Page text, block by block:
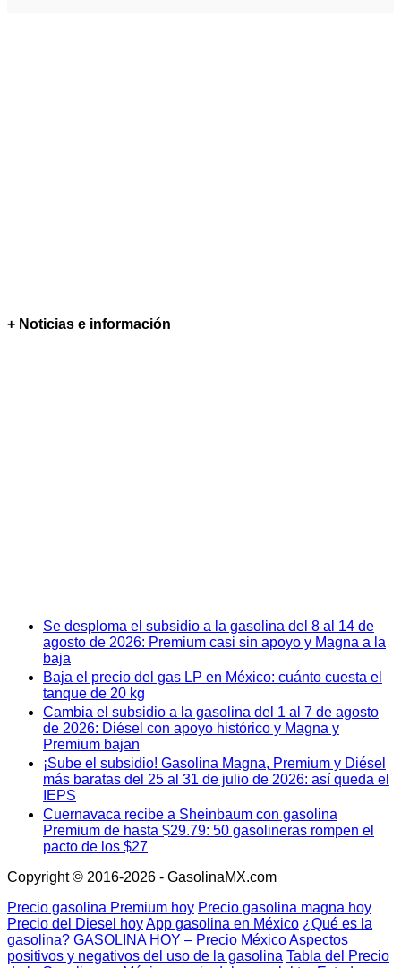
+ Noticias e información
Se desploma el subsidio a la gasolina del 8 al 14 de
agosto de 2026: Premium casi sin apoyo y Magna a la
baja
Baja el precio del gas LP en México: cuánto cuesta el
tanque de 20 kg
Cambia el subsidio a la gasolina del 1 al 7 de agosto
de 2026: Diésel con apoyo histórico y Magna y
Premium bajan
¡Sube el subsidio! Gasolina Magna, Premium y Diésel
más baratas del 25 al 31 de julio de 2026: así queda el
IEPS
Cuernavaca recibe a Sheinbaum con gasolina
Premium de hasta $29.79: 50 gasolineras rompen el
pacto de los $27
Copyright © 2016-2026 - GasolinaMX.com
Precio gasolina Premium hoy Precio gasolina magna hoy
Precio del Diesel hoyApp gasolina en México ¿Qué es la
gasolina? GASOLINA HOY – Precio MéxicoAspectos
positivos y negativos del uso de la gasolina Tabla del Precio